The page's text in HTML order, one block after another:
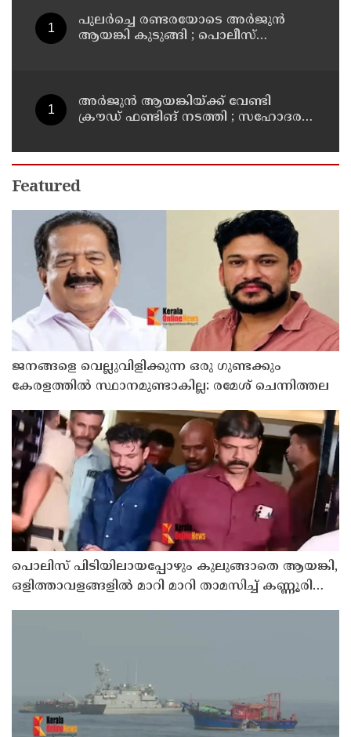
പുലര്‍ച്ചെ രണ്ടരയോടെ അര്‍ജുന്‍
ആയങ്കി കുടുങ്ങി ; പൊലീസ്
അര്‍ജുന്‍ ആയങ്കിയ്ക്ക് വേണ്ടി
ക്രൗഡ് ഫണ്ടിങ് നടത്തി ; സഹോദരന്‍
Featured
ജനങ്ങളെ വെല്ലുവിളിക്കുന്ന ഒരു ഗുണ്ടക്കും
കേരളത്തില്‍ സ്ഥാനമുണ്ടാകില്ല: രമേശ് ചെന്നിത്തല
പൊലിസ് പിടിയിലായപ്പോഴും കുലുങ്ങാതെ ആയങ്കി,
ഒളിത്താവളങ്ങളില്‍ മാറി മാറി താമസിച്ച് കണ്ണൂരിലെ